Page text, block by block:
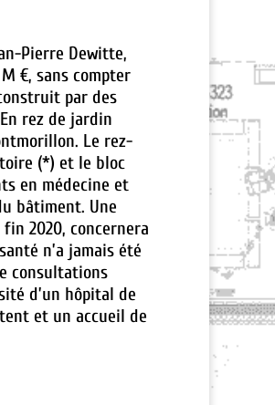
Pierre Dewitte,
€, sans compter
par des
rez de jardin
Le rez-
(*) et le bloc
en médecine et
bâtiment. Une
2020, concernera
n’a jamais été
consultations
d’un hôpital de
et un accueil de